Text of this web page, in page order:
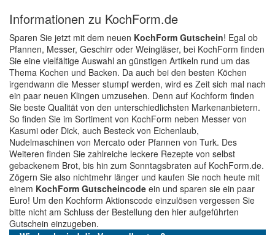
Informationen zu KochForm.de
Sparen Sie jetzt mit dem neuen KochForm Gutschein! Egal ob
Pfannen, Messer, Geschirr oder Weingläser, bei KochForm finden
Sie eine vielfältige Auswahl an günstigen Artikeln rund um das
Thema Kochen und Backen. Da auch bei den besten Köchen
irgendwann die Messer stumpf werden, wird es Zeit sich mal nach
ein paar neuen Klingen umzusehen. Denn auf Kochform finden
Sie beste Qualität von den unterschiedlichsten Markenanbietern.
So finden Sie im Sortiment von KochForm neben Messer von
Kasumi oder Dick, auch Besteck von Eichenlaub,
Nudelmaschinen von Mercato oder Pfannen von Turk. Des
Weiteren finden Sie zahlreiche leckere Rezepte von selbst
gebackenem Brot, bis hin zum Sonntagsbraten auf KochForm.de.
Zögern Sie also nichtmehr länger und kaufen Sie noch heute mit
einem KochForm Gutscheincode ein und sparen sie ein paar
Euro! Um den Kochform Aktionscode einzulösen vergessen Sie
bitte nicht am Schluss der Bestellung den hier aufgeführten
Gutschein einzugeben.